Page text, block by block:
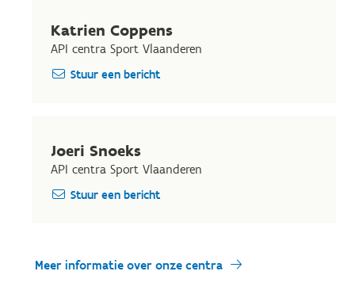
Katrien Coppens
API centra Sport Vlaanderen
Stuur een bericht
Joeri Snoeks
API centra Sport Vlaanderen
Stuur een bericht
Meer informatie over onze centra